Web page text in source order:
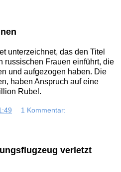
unterzeichnet, das den Titel
russischen Frauen einführt, die
und aufgezogen haben. Die
haben Anspruch auf eine
Rubel.
1 Kommentar:
verletzt